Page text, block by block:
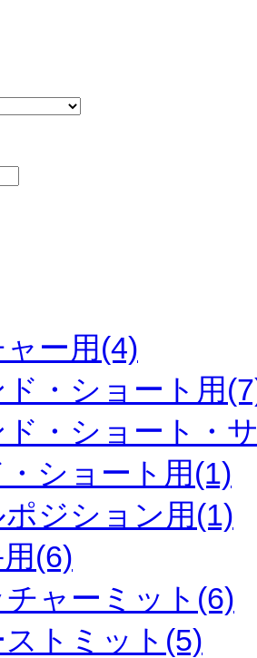
ー用(4)
・ショート用
・ショート・
ショート用(1)
ジション用(1)
(6)
ャーミット(6)
トミット(5)